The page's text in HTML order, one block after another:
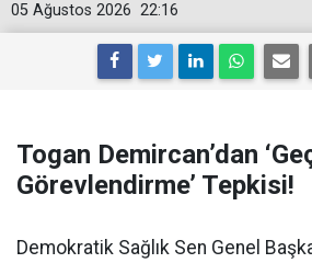
22:16
05 Ağustos 2026
Togan Demircan’dan
Görevlendirme’ Tepkisi!
Demokratik Sağlık Sen Genel